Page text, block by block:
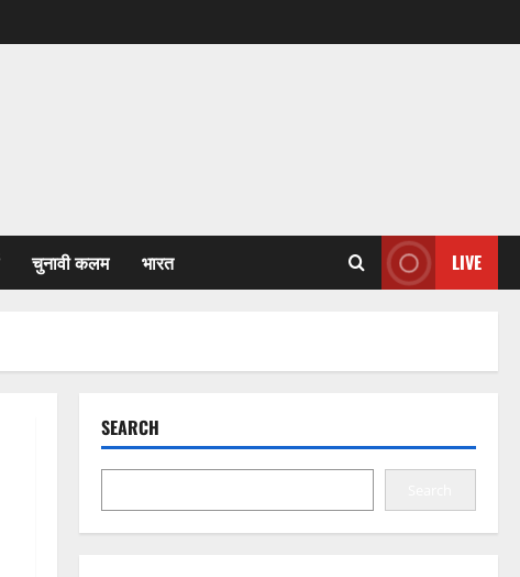
चुनावी कलम भारत LIVE
SEARCH